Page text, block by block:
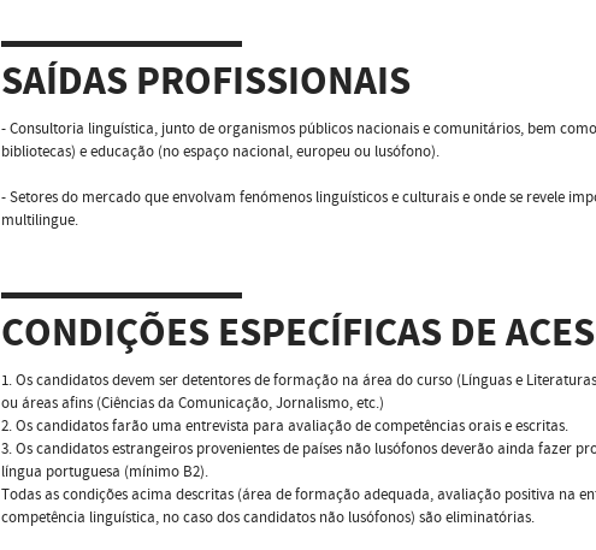
SAÍDAS PROFISSIONAIS
- Consultoria linguística, junto de organismos públicos nacionais e comunitários, bem
bibliotecas) e educação (no espaço nacional, europeu ou lusófono).
- Setores do mercado que envolvam fenómenos linguísticos e culturais e onde se revele
multilingue.
CONDIÇÕES ESPECÍFICAS DE
1. Os candidatos devem ser detentores de formação na área do curso (Línguas e
ou áreas afins (Ciências da Comunicação, Jornalismo, etc.)
2. Os candidatos farão uma entrevista para avaliação de competências orais e escritas.
3. Os candidatos estrangeiros provenientes de países não lusófonos deverão ainda fazer
língua portuguesa (mínimo B2).
Todas as condições acima descritas (área de formação adequada, avaliação positiva na
competência linguística, no caso dos candidatos não lusófonos) são eliminatórias.